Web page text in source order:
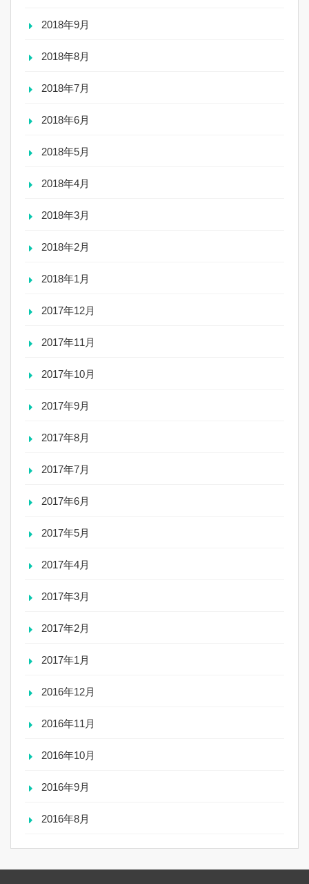
2018年9月
2018年8月
2018年7月
2018年6月
2018年5月
2018年4月
2018年3月
2018年2月
2018年1月
2017年12月
2017年11月
2017年10月
2017年9月
2017年8月
2017年7月
2017年6月
2017年5月
2017年4月
2017年3月
2017年2月
2017年1月
2016年12月
2016年11月
2016年10月
2016年9月
2016年8月